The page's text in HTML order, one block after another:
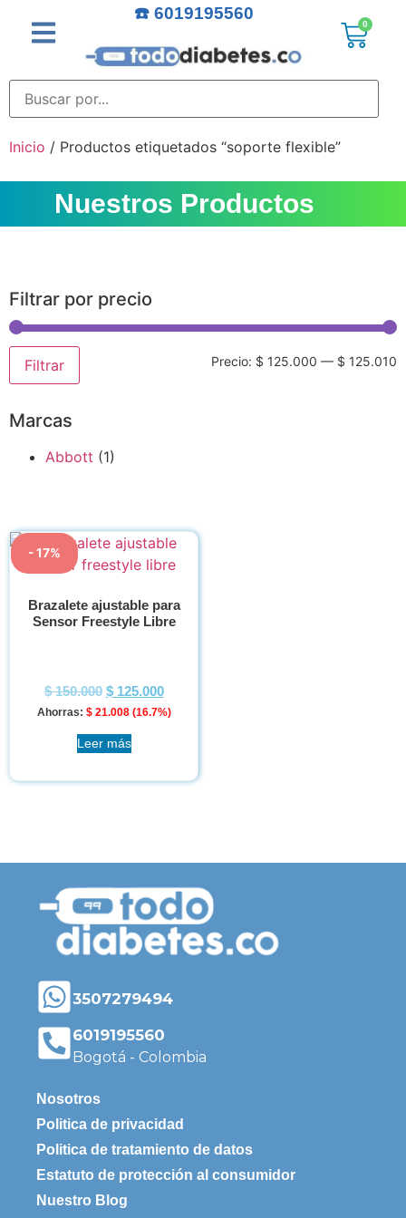
☎️ 6019195560
0
Inicio / Productos etiquetados “soporte flexible”
Nuestros Productos
Filtrar por precio
Filtrar Precio: $ 125.000 — $ 125.010
Marcas
Abbott (1)
- 17%
Brazalete ajustable para
Sensor Freestyle Libre
$150.000 $125.000
Ahorras: $21.008 (16.7%)
Leer más
3507279494
6019195560
Bogotá - Colombia
Nosotros
Politica de privacidad
Politica de tratamiento de datos
Estatuto de protección al consumidor
Nuestro Blog